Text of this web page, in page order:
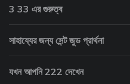
3 33 এর গুরুত্ব
সাহায্যের জন্য সেন্ট জুড প্রার্থনা
যখন আপনি 222 দেখেন